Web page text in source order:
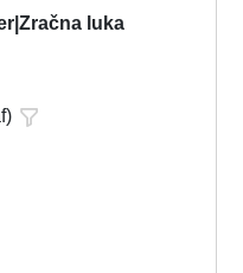
luka